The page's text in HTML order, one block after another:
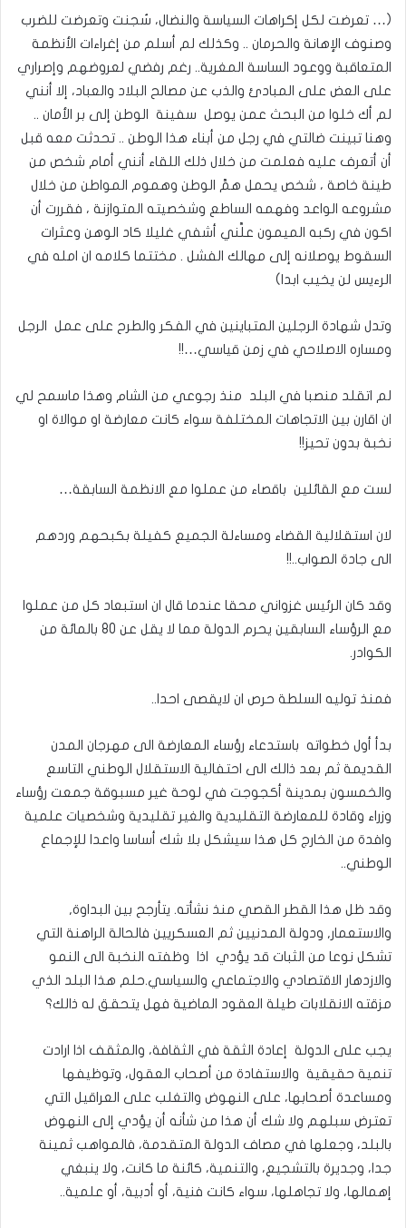
(… تعرضت لكل إكراهات السياسة والنضال، سُجنت وتعرضت للضرب
وصنوف الإهانة والحرمان .. وكذلك لم أسلم من إغراءات الأنظمة
المتعاقبة ووعود الساسة المغرية.. رغم رفضي لعروضهم وإصراري
على العض على المبادئ والذب عن مصالح البلاد والعباد، إلا أنني
لم أك خلوا من البحث عمن يوصل سفينة الوطن إلى بر الأمان ..
وهنا تبينت ضالتي في رجل من أبناء هذا الوطن .. تحدثت معه قبل
أن أتعرف عليه فعلمت من خلال ذلك اللقاء أنني أمام شخص من
طينة خاصة ، شخص يحمل همَّ الوطن وهموم المواطن من خلال
مشروعه الواعد وفهمه الساطع وشخصيته المتوازنة ، فقررت أن
اكون في ركبه الميمون علَّني أشفي غليلا كاد الوهن وعثرات
السقوط يوصلانه إلى مهالك الفشل . مختتما كلامه ان امله في
الرءيس لن يخيب ابدا)
وتدل شهادة الرجلين المتباينين في الفكر والطرح على عمل الرجل
ومساره الاصلاحي في زمن قياسي…!!
لم اتقلد منصبا في البلد منذ رجوعي من الشام وهذا ماسمح لي
ان اقارن بين الاتجاهات المختلفة سواء كانت معارضة او موالاة او
نخبة بدون تحيز!!
لست مع القائلين باقصاء من عملوا مع الانظمة السابقة…
لان استقلالية القضاء ومساءلة الجميع كفيلة بكبحهم وردهم
الى جادة الصواب..!!
وقد كان الرئيس غزواني محقا عندما قال ان استبعاد كل من عملوا
مع الرؤساء السابقين يحرم الدولة مما لا يقل عن 80 بالمائة من
الكوادر.
فمنذ توليه السلطة حرص ان لايقصى احدا..
بدأ أول خطواته باستدعاء رؤساء المعارضة الى مهرجان المدن
القديمة ثم بعد ذالك الى احتفالية الاستقلال الوطني التاسع
والخمسون بمدينة أكجوجت في لوحة غير مسبوقة جمعت رؤساء
وزراء وقادة للمعارضة التقليدية والغير تقليدية وشخصيات علمية
وافدة من الخارج كل هذا سيشكل بلا شك أساسا واعدا للإجماع
الوطني..
وقد ظل هذا القطر القصي منذ نشأته. يتأرجح بين البداوة,
والاستعمار, ودولة المدنيين ثم العسكريين فالحالة الراهنة التي
تشكل نوعا من الثبات قد يؤدي اذا وظفته النخبة الى النمو
والازدهار الاقتصادي والاجتماعي والسياسي.حلم هذا البلد الذي
مزقته الانقلابات طيلة العقود الماضية فهل يتحقق له ذالك؟
يجب على الدولة إعادة الثقة في الثقافة، والمثقف اذا ارادت
تنمية حقيقية والاستفادة من أصحاب العقول، وتوظيفها
ومساعدة أصحابها، على النهوض والتغلب على العراقيل التي
تعترض سبلهم ولا شك أن هذا من شأنه أن يؤدي إلى النهوض
بالبلد، وجعلها في مصاف الدولة المتقدمة، فالمواهب ثمينة
جدا، وجديرة بالتشجيع، والتنمية، كائنة ما كانت، ولا ينبغي
إهمالها، ولا تجاهلها، سواء كانت فنية، أو أدبية، أو علمية..